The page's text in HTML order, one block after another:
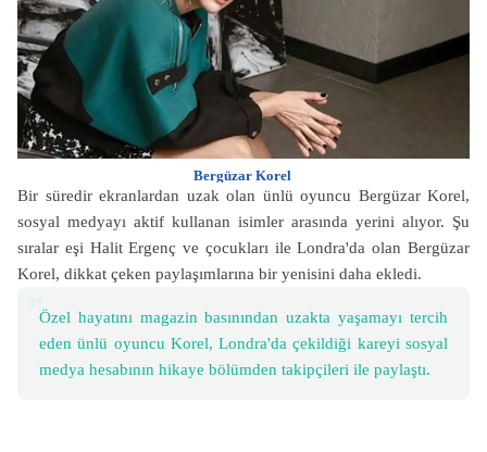
Bergüzar Korel
Bir süredir ekranlardan uzak olan ünlü oyuncu Bergüzar Korel,
sosyal medyayı aktif kullanan isimler arasında yerini alıyor. Şu
sıralar eşi Halit Ergenç ve çocukları ile Londra'da olan Bergüzar
Korel, dikkat çeken paylaşımlarına bir yenisini daha ekledi.
Özel hayatını magazin basınından uzakta yaşamayı tercih
eden ünlü oyuncu Korel, Londra'da çekildiği kareyi sosyal
medya hesabının hikaye bölümden takipçileri ile paylaştı.